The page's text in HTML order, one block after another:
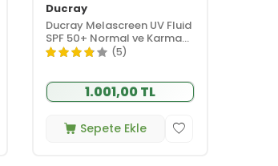
Ducray
Ducray Melascreen UV Fluid
SPF 50+ Normal ve Karma
Ciltler Leke Karşıtı Güneş
(5)
1.001,00 TL
Sepete Ekle